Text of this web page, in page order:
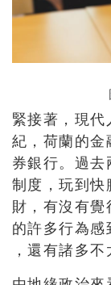
緊接著，現
紀， 荷蘭的金
券銀行。過去
制度，玩到
財，有沒有
的許多行為感
，還有諸多不